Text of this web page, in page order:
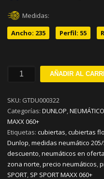
Medidas:
Ancho: 235
Perfil: 55
235/55R19
SPORT
MAXX
060+
V101
cantidad
AÑADIR AL
SKU: GTDU000322
Categorías: DUNLOP,
MAXX 060+
Etiquetas: cubiertas,cubiertas
Dunlop,medidas neumático 205/
descuento,neumáticos en oferta
zona norte,precio neumáticos,
SPORT, SP SPORT MAXX 060+